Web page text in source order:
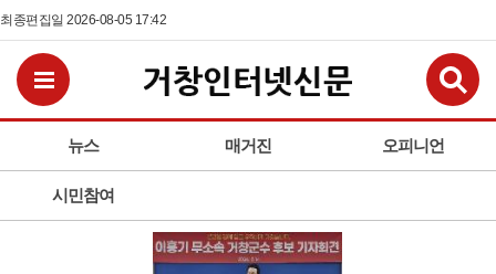
최종편집일 2026-08-05 17:42
뉴스 매거진 오피니언
시민참여
전체메뉴보기